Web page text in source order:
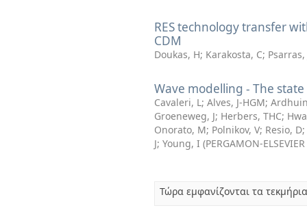
RES technology transfer
CDM
Doukas, H; Karakosta, C; Psarras,
Wave modelling - The
Cavaleri, L; Alves, J-HGM;
Groeneweg, J; Herbers, THC;
Onorato, M; Polnikov, V; Resio, D;
J; Young, I (PERGAMON-
Τώρα εμφανίζονται τα